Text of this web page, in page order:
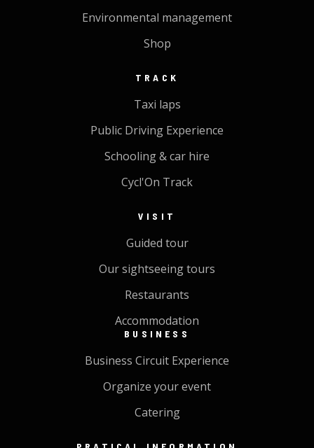
Environmental management
Shop
TRACK
Taxi laps
Public Driving Experience
Schooling & car hire
Cycl'On Track
VISIT
Guided tour
Our sightseeing tours
Restaurants
Accommodation
BUSINESS
Business Circuit Experience
Organize your event
Catering